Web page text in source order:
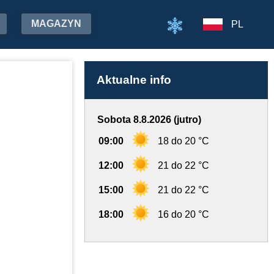
MAGAZYN PL
Aktualne info
Sobota 8.8.2026 (jutro)
09:00 18 do 20 °C
12:00 21 do 22 °C
15:00 21 do 22 °C
18:00 16 do 20 °C